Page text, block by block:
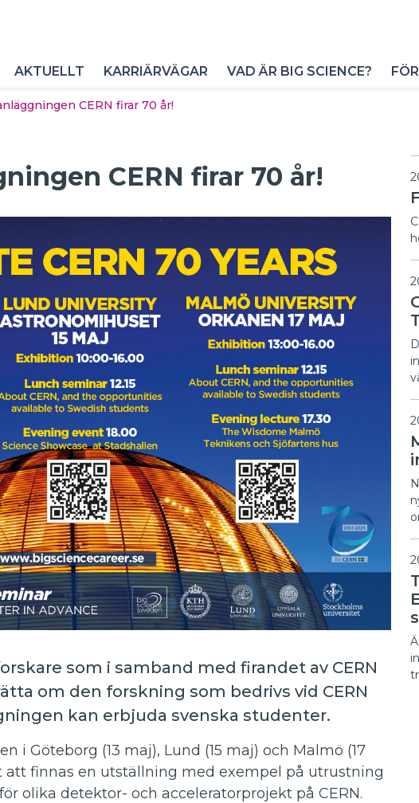
AKTUELLT KARRIÄRVÄGAR VAD ÄR BIG SCIENCE?
CERN firar 70 år!
CERN firar 70 år!
som i samband med firandet av CERN
om den forskning som bedrivs vid CERN
kan erbjuda svenska studenter.
i Göteborg (13 maj), Lund (15 maj) och Malmö (17
att finnas en utställning med exempel på utrustning
olika detektor- och acceleratorprojekt på CERN.